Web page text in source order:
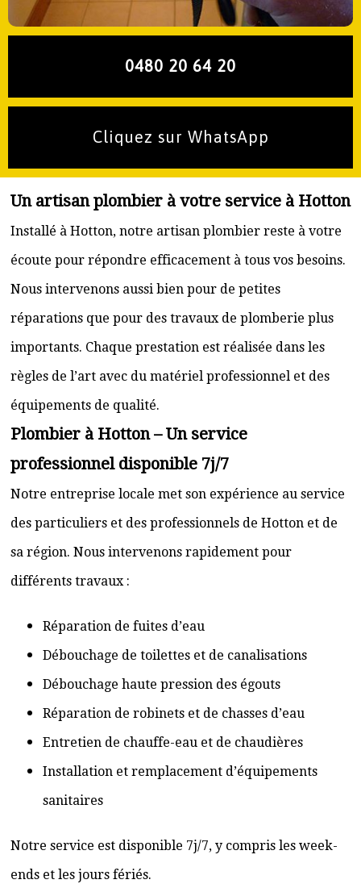
0480 20 64 20
Cliquez sur WhatsApp
Un artisan plombier à votre service à Hotton
Installé à Hotton, notre artisan plombier reste à votre
écoute pour répondre efficacement à tous vos besoins.
Nous intervenons aussi bien pour de petites
réparations que pour des travaux de plomberie plus
importants. Chaque prestation est réalisée dans les
règles de l’art avec du matériel professionnel et des
équipements de qualité.
Plombier à Hotton – Un service
professionnel disponible 7j/7
Notre entreprise locale met son expérience au service
des particuliers et des professionnels de Hotton et de
sa région. Nous intervenons rapidement pour
différents travaux :
Réparation de fuites d’eau
Débouchage de toilettes et de canalisations
Débouchage haute pression des égouts
Réparation de robinets et de chasses d’eau
Entretien de chauffe-eau et de chaudières
Installation et remplacement d’équipements
sanitaires
Notre service est disponible 7j/7, y compris les week-
ends et les jours fériés.